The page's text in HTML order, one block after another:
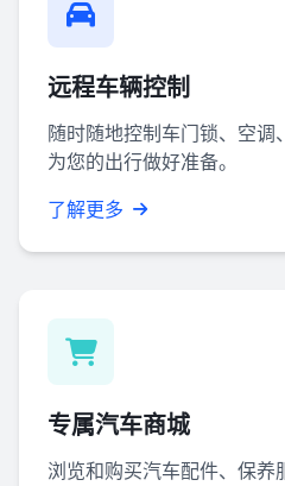
远程车辆控制
随时随地控制车门锁、空
为您的出行做好准备。
了解更多
专属汽车商城
浏览和购买汽车配件、保养